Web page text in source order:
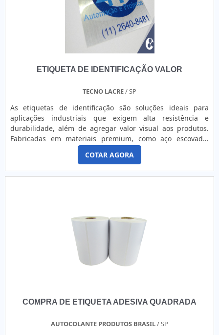
graças ao fato que a marca oferece uma excelente relação
custo-benefício, funcionando normalmente por
transferência térmica ou térmica direta. Sempre legíveis, as
impressoras da Zebra pode se adequar a diferentes
demandas de trabalho, tais como para a impressão
outros. Por último, mas não menos importante, a aquisição
apenas em empresas de credibilidade no setor. Para
que ofereçam um excelente serviço de suporte para cada
situação e prestem informações que auxiliem na melhor
escolha. EMPRESA QUE FORNECE IMPRESSORA DE
ETIQUETAS ZEBRAA Etiquetas Camp Label presta serviços
com foco no melhor atendimento ao cliente com tradição,
competência e preço justo. Além disso, a empresa oferece
soluções em etiquetas adesivas e rótulos para indústria,
ETIQUETA DE IDENTIFICAÇÃO VALOR
TECNO LACRE/ SP
As etiquetas de identificação são soluções ideais para
aplicações industriais que exigem alta resistência e
durabilidade, além de agregar valor visual aos produtos.
Fabricadas em materiais premium, como aço escovado,
BOPP, poliéster (nas versões branca e prata), policarbonato
(cristal e texturizado) e vinil (branco, colorido, fosco e
transparente), elas oferecem excelente aderência em
diversas superfícies. Totalmente personalizáveis, as
cliente. Ao combinar funcionalidade e estética, essas
etiquetas não apenas garantem a integridade da
identificação, mas também conferem um toque de
sofisticação e valor agregado, elevando a percepção do
produto e fortalecendo a marca.
COTAR AGORA
COMPRA DE ETIQUETA ADESIVA QUADRADA
AUTOCOLANTE PRODUTOS BRASIL/ SP